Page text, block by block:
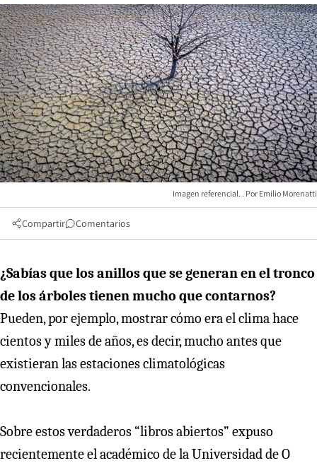
Imagen referencial. Emilio Morenatti
Compartir Comentarios
¿Sabías que los anillos que se generan en el tronco
de los árboles tienen mucho que contarnos?
Pueden, por ejemplo, mostrar cómo era el clima hace
cientos y miles de años, es decir, mucho antes que
existieran las estaciones climatológicas
convencionales.
Sobre estos verdaderos “libros abiertos” expuso
recientemente el académico de la Universidad de O